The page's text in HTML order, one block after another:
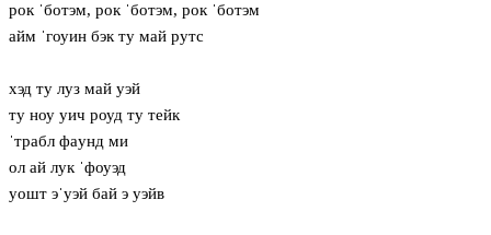
рок ˈботэм, рок ˈботэм, рок ˈботэм
айм ˈгоуин бэк ту май рутс
хэд ту луз май уэй
ту ноу уич роуд ту тейк
ˈтрабл фaунд ми
ол ай лук ˈфоуэд
уошт эˈуэй бай э уэйв